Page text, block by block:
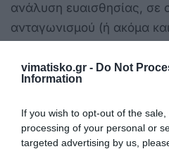
vimatisko.gr - Do Not
Information
If you wish to opt-out of the
processing of your personal or
targeted advertising by us,
ανάλυση ευαισθησίας, σε
ανταγωνισμού (ή ακόμα
κάθε επιλογής.
μιας καλής και μιας
σήμερα , είναι πρόσβαση